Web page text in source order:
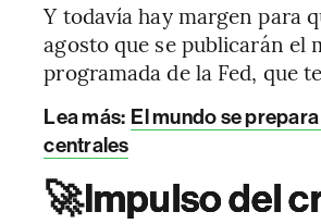
Y todavía hay margen para
agosto que se publicarán el
programada de la Fed, que
Lea más: El mundo se
centrales
🚀Impulso del